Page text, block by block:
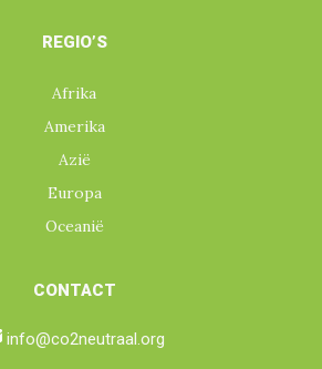
REGIO’S
Afrika
Amerika
Azië
Europa
Oceanië
CONTACT
info@co2neutraal.org